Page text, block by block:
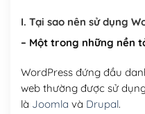
I. Tại sao nên sử dụng
– Một trong những nền
WordPress đứng đầu
web thường được sử
là Joomla và Drupal.